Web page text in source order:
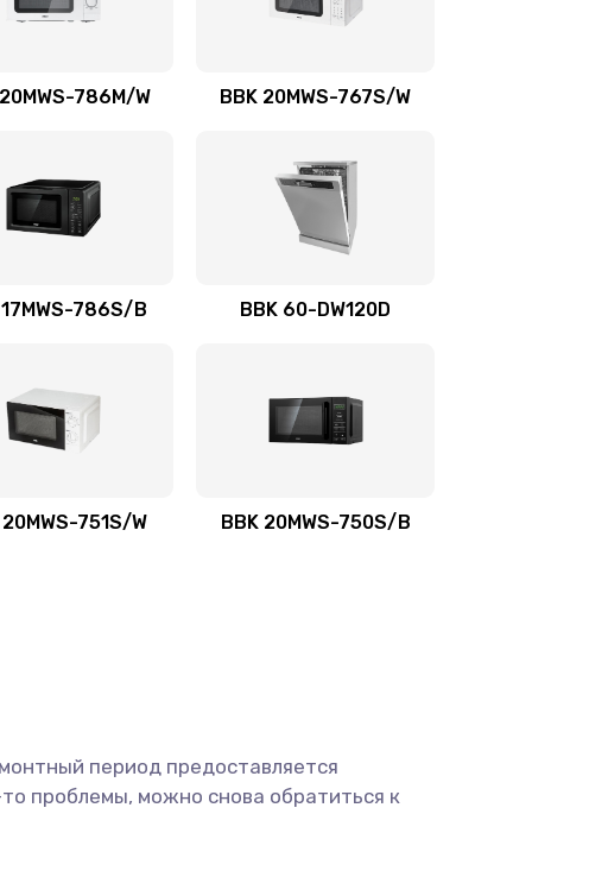
786M/W BBK 20MWS-767S/W
17MWS-786S/B BBK 60-DW120D
20MWS-751S/W BBK 20MWS-750S/B
период предоставляется
проблемы, можно снова обратиться к